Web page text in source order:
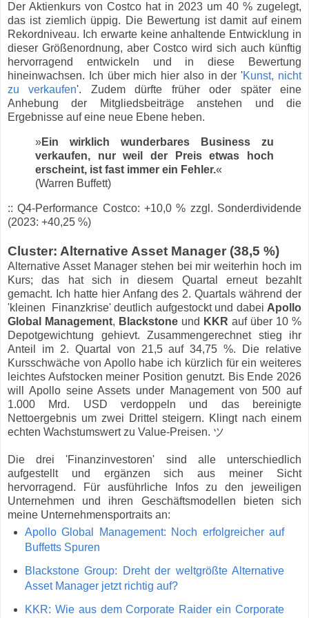
Der Aktienkurs von Costco hat in 2023 um 40 % zugelegt,
das ist ziemlich üppig. Die Bewertung ist damit auf einem
Rekordniveau. Ich erwarte keine anhaltende Entwicklung in
dieser Größenordnung, aber Costco wird sich auch künftig
hervorragend entwickeln und in diese Bewertung
hineinwachsen. Ich über mich hier also in der 'Kunst, nicht
zu verkaufen'. Zudem dürfte früher oder später eine
Anhebung der Mitgliedsbeiträge anstehen und die
Ergebnisse auf eine neue Ebene heben.
»Ein wirklich wunderbares Business zu
verkaufen, nur weil der Preis etwas hoch
erscheint, ist fast immer ein Fehler.«
(Warren Buffett)
:: Q4-Performance Costco: +10,0 % zzgl. Sonderdividende
(2023: +40,25 %)
Cluster: Alternative Asset Manager (38,5 %)
Alternative Asset Manager stehen bei mir weiterhin hoch im
Kurs; das hat sich in diesem Quartal erneut bezahlt
gemacht. Ich hatte hier Anfang des 2. Quartals während der
'kleinen Finanzkrise' deutlich aufgestockt und dabei Apollo
Global Management, Blackstone und KKR auf über 10 %
Depotgewichtung gehievt. Zusammengerechnet stieg ihr
Anteil im 2. Quartal von 21,5 auf 34,75 %. Die relative
Kursschwäche von Apollo habe ich kürzlich für ein weiteres
leichtes Aufstocken meiner Position genutzt. Bis Ende 2026
will Apollo seine Assets under Management von 500 auf
1.000 Mrd. USD verdoppeln und das bereinigte
Nettoergebnis um zwei Drittel steigern. Klingt nach einem
echten Wachstumswert zu Value-Preisen. ツ
Die drei 'Finanzinvestoren' sind alle unterschiedlich
aufgestellt und ergänzen sich aus meiner Sicht
hervorragend. Für ausführliche Infos zu den jeweiligen
Unternehmen und ihren Geschäftsmodellen bieten sich
meine Unternehmensportraits an:
Apollo Global Management: Noch erfolgreicher auf
Buffetts Spuren
Blackstone Group: Dreht der weltgrößte Alternative
Asset Manager jetzt richtig auf?
KKR: Wie aus dem Corporate Raider ein Corporate